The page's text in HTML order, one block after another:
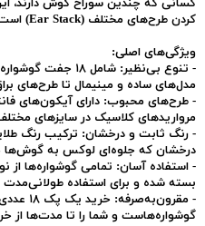
کسانی که چندین سوراخ گوش دارند،
کردن طرح‌های مختلف (Ear Stack) است.
ویژگی‌های اصلی:
- تنوع بی‌نظیر:
شامل ۱۸ جفت
مدل‌های ساده و مینیمال تا طرح‌های
-طرح‌های محبوب: دارای آیکون‌های
مرواریدهای کلاسیک در سایزهای
-رنگ ثابت و درخشان: ترکیب رنگ
درخشان که جلوه‌ای لوکس به
-استفاده آسان: تمامی گوشواره‌ها از
بسته شده و برای استفاده
-مقرون‌به‌صرفه:
خرید
گوشواره‌هاست و شما را تا مدت‌ها از